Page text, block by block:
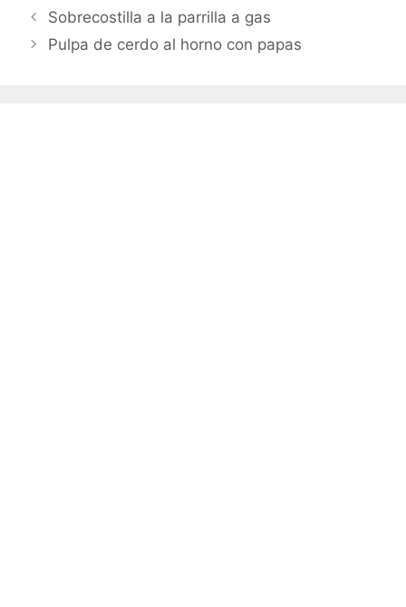
Sobrecostilla a la parrilla a gas
Pulpa de cerdo al horno con papas